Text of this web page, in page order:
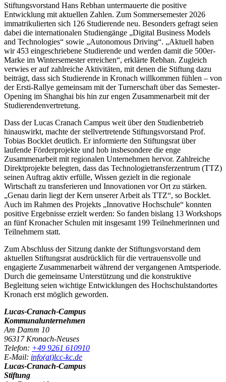
Stiftungsvorstand Hans Rebhan untermauerte die positive
Entwicklung mit aktuellen Zahlen. Zum Sommersemester 2026
immatrikulierten sich 126 Studierende neu. Besonders gefragt seien
dabei die internationalen Studiengänge „Digital Business Models
and Technologies“ sowie „Autonomous Driving“. „Aktuell haben
wir 453 eingeschriebene Studierende und werden damit die 500er-
Marke im Wintersemester erreichen“, erklärte Rebhan. Zugleich
verwies er auf zahlreiche Aktivitäten, mit denen die Stiftung dazu
beiträgt, dass sich Studierende in Kronach willkommen fühlen – von
der Ersti-Rallye gemeinsam mit der Turnerschaft über das Semester-
Opening im Shanghai bis hin zur engen Zusammenarbeit mit der
Studierendenvertretung.
Dass der Lucas Cranach Campus weit über den Studienbetrieb
hinauswirkt, machte der stellvertretende Stiftungsvorstand Prof.
Tobias Bocklet deutlich. Er informierte den Stiftungsrat über
laufende Förderprojekte und hob insbesondere die enge
Zusammenarbeit mit regionalen Unternehmen hervor. Zahlreiche
Direktprojekte belegten, dass das Technologietransferzentrum (TTZ)
seinen Auftrag aktiv erfülle, Wissen gezielt in die regionale
Wirtschaft zu transferieren und Innovationen vor Ort zu stärken.
„Genau darin liegt der Kern unserer Arbeit als TTZ“, so Bocklet.
Auch im Rahmen des Projekts „Innovative Hochschule“ konnten
positive Ergebnisse erzielt werden: So fanden bislang 13 Workshops
an fünf Kronacher Schulen mit insgesamt 199 Teilnehmerinnen und
Teilnehmern statt.
Zum Abschluss der Sitzung dankte der Stiftungsvorstand dem
aktuellen Stiftungsrat ausdrücklich für die vertrauensvolle und
engagierte Zusammenarbeit während der vergangenen Amtsperiode.
Durch die gemeinsame Unterstützung und die konstruktive
Begleitung seien wichtige Entwicklungen des Hochschulstandortes
Kronach erst möglich geworden.
Lucas-Cranach-Campus
Kommunalunternehmen
Am Damm 10
96317 Kronach-Neuses
Telefon: +49 9261 610910
E-Mail: info(at)lcc-kc.de
Lucas-Cranach-Campus
Stiftung